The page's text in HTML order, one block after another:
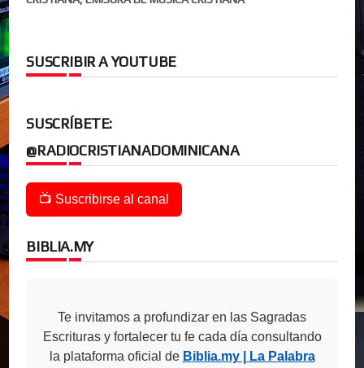
SUSCRIBIR A YOUTUBE
SUSCRÍBETE:
@RADIOCRISTIANADOMINICANA
📺 Suscribirse al canal
BIBLIA.MY
Te invitamos a profundizar en las Sagradas
Escrituras y fortalecer tu fe cada día consultando
la plataforma oficial de Biblia.my | La Palabra